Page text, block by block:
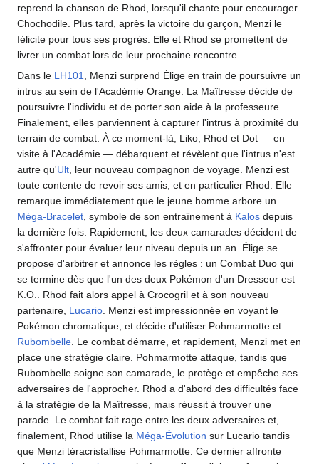
reprend la chanson de Rhod, lorsqu'il chante pour encourager
Chochodile. Plus tard, après la victoire du garçon, Menzi le
félicite pour tous ses progrès. Elle et Rhod se promettent de
livrer un combat lors de leur prochaine rencontre.
Dans le LH101, Menzi surprend Élige en train de poursuivre un
intrus au sein de l'Académie Orange. La Maîtresse décide de
poursuivre l'individu et de porter son aide à la professeure.
Finalement, elles parviennent à capturer l'intrus à proximité du
terrain de combat. À ce moment-là, Liko, Rhod et Dot — en
visite à l'Académie — débarquent et révèlent que l'intrus n'est
autre qu'Ult, leur nouveau compagnon de voyage. Menzi est
toute contente de revoir ses amis, et en particulier Rhod. Elle
remarque immédiatement que le jeune homme arbore un
Méga-Bracelet, symbole de son entraînement à Kalos depuis
la dernière fois. Rapidement, les deux camarades décident de
s'affronter pour évaluer leur niveau depuis un an. Élige se
propose d'arbitrer et annonce les règles : un Combat Duo qui
se termine dès que l'un des deux Pokémon d'un Dresseur est
K.O.. Rhod fait alors appel à Crocogril et à son nouveau
partenaire, Lucario. Menzi est impressionnée en voyant le
Pokémon chromatique, et décide d'utiliser Pohmarmotte et
Rubombelle. Le combat démarre, et rapidement, Menzi met en
place une stratégie claire. Pohmarmotte attaque, tandis que
Rubombelle soigne son camarade, le protège et empêche ses
adversaires de l'approcher. Rhod a d'abord des difficultés face
à la stratégie de la Maîtresse, mais réussit à trouver une
parade. Le combat fait rage entre les deux adversaires et,
finalement, Rhod utilise la Méga-Évolution sur Lucario tandis
que Menzi téracristallise Pohmarmotte. Ce dernier affronte